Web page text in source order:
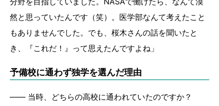
然と思っていたんです（笑）。医学部なんて考えたこと
もありませんでした。でも、桜木さんの話を聞いたと
き、『これだ！』って思えたんですよね」
予備校に通わず独学を選んだ理由
―― 当時、どちらの高校に通われていたのですか？